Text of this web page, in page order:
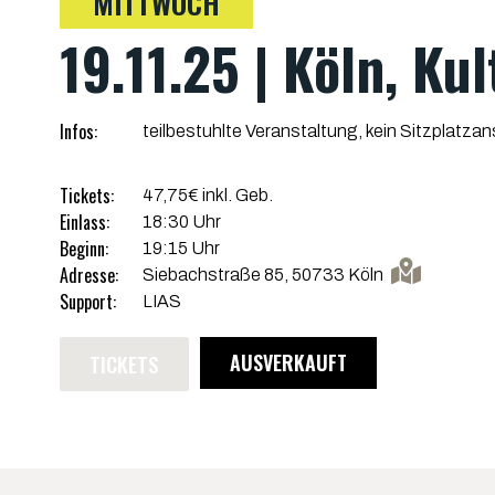
19.11.25 | Köln,
Infos: teilbestuhlte Veranstaltung, kein
Tickets: 47,75€ inkl. Geb.
Einlass: 18:30 Uhr
Beginn: 19:15 Uhr
Adresse: Siebachstraße 85, 50733 Köln
Support: LIAS
TICKETS AUSVERKAUFT